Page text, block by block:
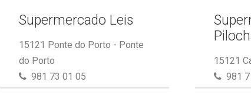
Supermercado Leis
15121 Ponte do Porto - Ponte
do Porto
981 73 01 05
15121
981